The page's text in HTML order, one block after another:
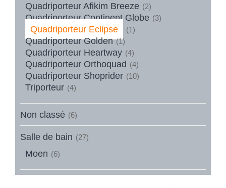
Quadriporteur Afikim Breeze (2)
Quadriporteur Continent Globe (3)
Quadriporteur Eclipse (1)
Quadriporteur Golden (1)
Quadriporteur Heartway (4)
Quadriporteur Orthoquad (4)
Quadriporteur Shoprider (10)
Triporteur (4)
Non classé (6)
Salle de bain (27)
Moen (6)